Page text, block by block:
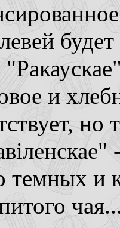
и
но
темных и